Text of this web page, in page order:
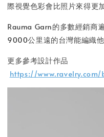
際視覺色彩會比照片來得更
Rauma Garn的多數經銷商
9000公里遠的台灣能編織他
更多參考設計作品
https://